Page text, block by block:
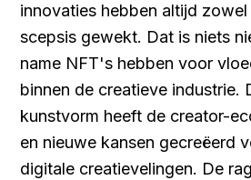
innovaties hebben altijd
scepsis gewekt. Dat is niets
name NFT's hebben voor
binnen de creatieve industrie.
kunstvorm heeft de creator-
en nieuwe kansen gecreëerd
digitale creatievelingen. De